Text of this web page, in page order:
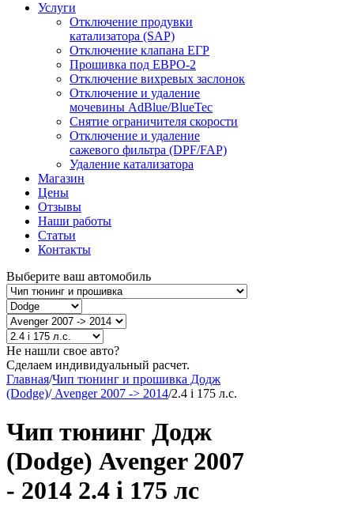
Услуги
Отключение продувки
катализатора (SAP)
Отключение клапана ЕГР
Прошивка под ЕВРО-2
Отключение вихревых заслонок
Отключение и удаление
мочевины AdBlue/BlueTec
Снятие ограничителя скорости
Отключение и удаление
сажевого фильтра (DPF/FAP)
Удаление катализатора
Магазин
Цены
Отзывы
Наши работы
Статьи
Контакты
Выберите ваш автомобиль
Не нашли свое авто?
Сделаем индивидуальный расчет.
Главная/Чип тюнинг и прошивка Додж
(Dodge)/Avenger 2007 -> 2014/2.4 i 175 л.с.
Чип тюнинг Додж
(Dodge) Avenger 2007
- 2014 2.4 i 175 лс